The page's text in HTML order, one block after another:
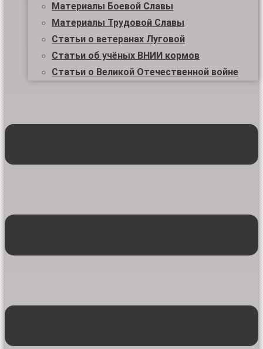
Материалы Боевой Славы
Материалы Трудовой Славы
Статьи о ветеранах Луговой
Статьи об учёных ВНИИ кормов
Статьи о Великой Отечественной войне